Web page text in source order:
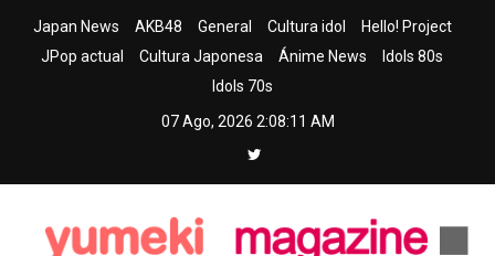
Japan News AKB48 General Cultura idol
Hello! Project
JPop actual
Cultura Japonesa Ánime News
Idols 80s
Idols 70s
07 Ago, 2026 2:08:12 AM